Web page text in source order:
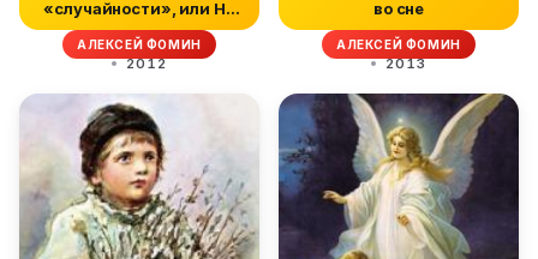
«случайности», или На
все воля Божья
АЛЕКСЕЙ ФОМИН
2012
во сне
АЛЕКСЕЙ ФОМИН
2013